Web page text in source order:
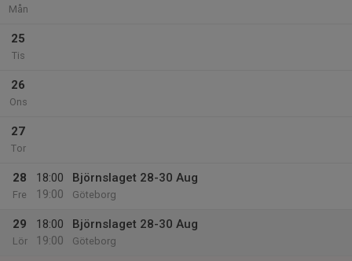
Mån
25
Tis
26
Ons
27
Tor
28
Fre
18:00
19:00
Björnslaget 28-30 Aug
Göteborg
29
Lör
18:00
19:00
Björnslaget 28-30 Aug
Göteborg